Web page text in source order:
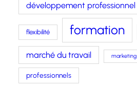
développement professionnel
flexibilité formation
marché du travail marketing
professionnels